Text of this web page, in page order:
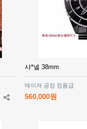
샤*넬 38mm
메이져 공장 정품급
560,000원